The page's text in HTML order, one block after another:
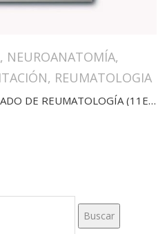
, NEUROANATOMÍA,
, REUMATOLOGIA
FIRESTEIN Y KELLEY. TRATADO DE REUMATOLOGÍA (11ED)
Buscar